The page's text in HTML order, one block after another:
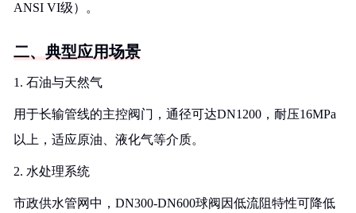
ANSI VI级）。
二、典型应用场景
1. 石油与天然气
用于长输管线的主控阀门，通径可达DN1200，耐压16MPa
以上，适应原油、液化气等介质。
2. 水处理系统
市政供水管网中，DN300-DN600球阀因低流阻特性可降低